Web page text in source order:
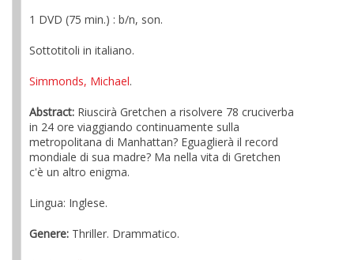
1 DVD (75 min.) : b/n, son.
Sottotitoli in italiano.
Simmonds, Michael.
Abstract: Riuscirà Gretchen a risolvere 78 cruciverba
in 24 ore viaggiando continuamente sulla
metropolitana di Manhattan? Eguaglierà il record
mondiale di sua madre? Ma nella vita di Gretchen
c'è un altro enigma.
Lingua: Inglese.
Genere: Thriller. Drammatico.